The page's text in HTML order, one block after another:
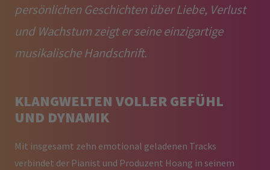
persönlichen Geschichten über Liebe, Verlust
und Wachstum zeigt er seine einzigartige
musikalische Handschrift.
KLANGWELTEN VOLLER GEFÜHL
UND DYNAMIK
Mit insgesamt zehn emotional geladenen Tracks
verbindet der Pianist und Produzent Hoang in seinem